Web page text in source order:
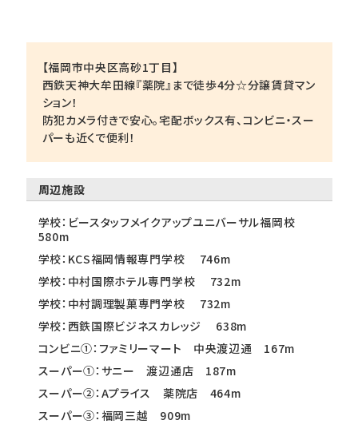
【福岡市中央区高砂1丁目】
西鉄天神大牟田線『薬院』まで徒歩4分☆分譲賃貸マン
ション！
防犯カメラ付きで安心。宅配ボックス有、コンビニ・スー
パーも近くで便利！
周辺施設
学校：ビースタッフメイクアップユニバーサル福岡校
580m
学校：KCS福岡情報専門学校 746m
学校：中村国際ホテル専門学校 732m
学校：中村調理製菓専門学校 732m
学校：西鉄国際ビジネスカレッジ 638m
コンビニ①：ファミリーマート 中央渡辺通 167m
スーパー①：サニー 渡辺通店 187m
スーパー②：Aプライス 薬院店 464m
スーパー③：福岡三越 909m